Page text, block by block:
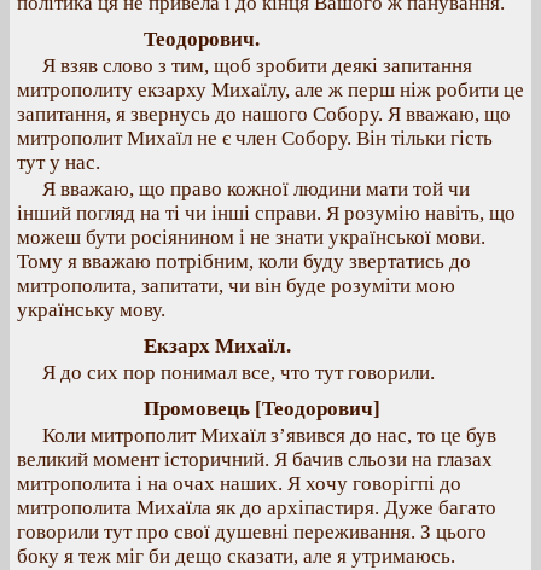
Теодорович.
Я взяв слово з тим, щоб зробити деякі запитання
митрополиту екзарху Михаїлу, але ж перш ніж робити це
запитання, я звернусь до нашого Собору. Я вважаю, що
митрополит Михаїл не є член Собору. Він тільки гість
тут у нас.
Я вважаю, що право кожної людини мати той чи
інший погляд на ті чи інші справи. Я розумію навіть, що
можеш бути росіянином і не знати української мови.
Тому я вважаю потрібним, коли буду звертатись до
митрополита, запитати, чи він буде розуміти мою
українську мову.
Екзарх Михаїл.
Я до сих пор понимал все, что тут говорили.
Промовець [Теодорович]
Коли митрополит Михаїл з’явився до нас, то це був
великий момент істо­ричний. Я бачив сльози на глазах
митрополита і на очах наших. Я хочу говорігпі до
митрополита Михаїла як до архіпастиря. Дуже багато
говорили тут про свої душевні переживання. З цього
боку я теж міг би дещо сказати, але я утримаюсь.